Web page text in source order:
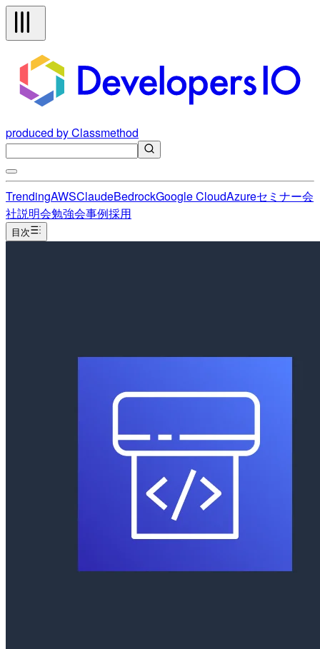
produced by Classmethod
TrendingAWSClaudeBedrockGoogle CloudAzureセミナー会
社説明会勉強会事例採用
目次